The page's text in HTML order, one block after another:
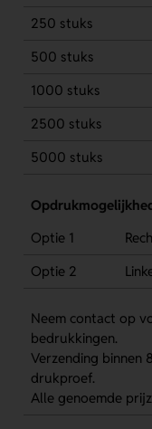
250 stuks
500 stuks
1000 stuks
2500 stuks
5000 stuks
Optie 1
Optie 2
Neem contact op
bedrukkingen.
Verzending binnen
drukproef.
Alle genoemde